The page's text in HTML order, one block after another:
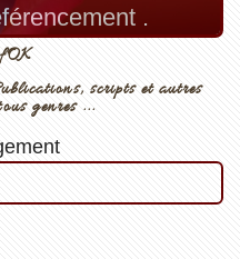
.
scripts et autres
genres ...